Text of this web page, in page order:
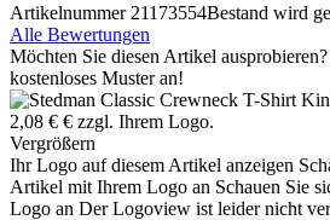
Artikelnummer 21173554Bestand wird
Alle Bewertungen
Möchten Sie diesen Artikel
kostenloses Muster an!
Vergrößern
Ihr Logo auf diesem Artikel anzeigen
Artikel mit Ihrem Logo an Schauen Sie
Logo an Der Logoview ist leider nicht